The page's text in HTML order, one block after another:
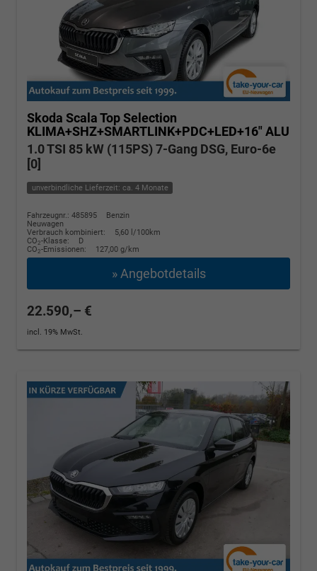
Skoda ScalaTop Selection
KLIMA+SHZ+SMARTLINK+PDC+LED+16" ALU
1.0 TSI 85 kW (115PS) 7-Gang DSG, Euro-6e
[0]
unverbindliche Lieferzeit: ca. 4 Monate
Fahrzeugnr.: 485895
Benzin
Neuwagen
Verbrauch kombiniert:
5,60 l/100km
CO2-Klasse:
D
CO2-Emissionen: 127,00 g/km
» Angebotdetails
22.590,– €
incl. 19% MwSt.